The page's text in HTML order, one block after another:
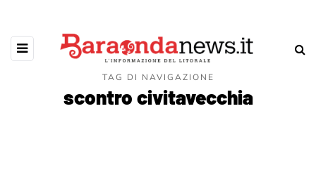
TAG DI NAVIGAZIONE
scontro civitavecchia